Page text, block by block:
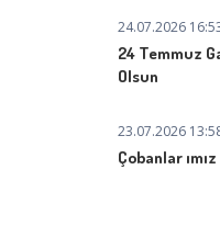
24.07.2026
24 Temmuz
Olsun
23.07.2026
Çobanlar